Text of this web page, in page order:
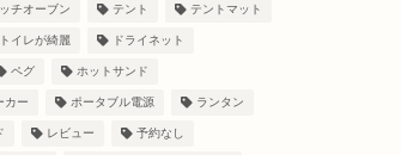
チオーブン テント テントマット
トイレが綺麗 ドライネット
ペグ ホットサンド
カー ポータブル電源 ランタン
レビュー 予約なし